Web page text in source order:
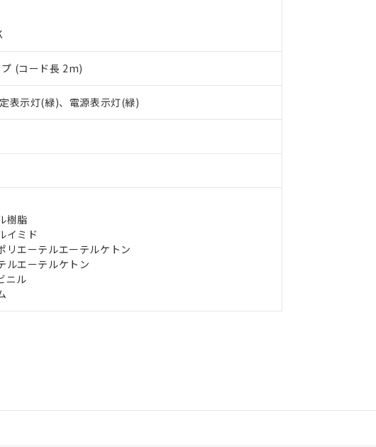
(コード長 2m)
表示灯(緑)、電源表示灯(緑)
樹脂
イミド
リエーテルエーテルケトン
ルエーテルケトン
ニル
書は発行日時点で非含有を証明するもので、過去に遡って非含有を証明するも
指令のフタル酸エステル類４物質の対応では、対応完了までの期間は出
ことから備考欄に対応日を記載しておりました。
にて対応品への在庫切替を完了していることから、特段のことがない限り、
ております。